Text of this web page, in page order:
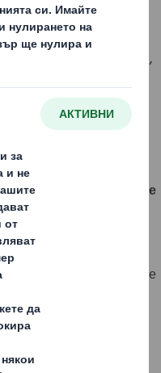
с
решения,
– ръст на продажбите,
Обикновено
с потребителите
отпадъците
пространство в
и
и се съобразяваме
само по част от